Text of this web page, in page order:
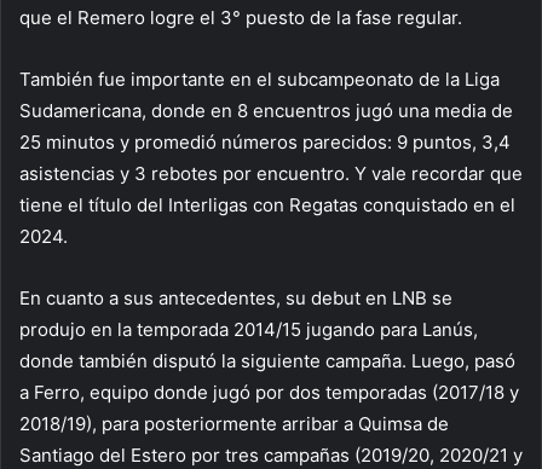
que el Remero logre el 3° puesto de la fase regular.
También fue importante en el subcampeonato de la Liga
Sudamericana, donde en 8 encuentros jugó una media de
25 minutos y promedió números parecidos: 9 puntos, 3,4
asistencias y 3 rebotes por encuentro. Y vale recordar que
tiene el título del Interligas con Regatas conquistado en el
2024.
En cuanto a sus antecedentes, su debut en LNB se
produjo en la temporada 2014/15 jugando para Lanús,
donde también disputó la siguiente campaña. Luego, pasó
a Ferro, equipo donde jugó por dos temporadas (2017/18 y
2018/19), para posteriormente arribar a Quimsa de
Santiago del Estero por tres campañas (2019/20, 2020/21 y